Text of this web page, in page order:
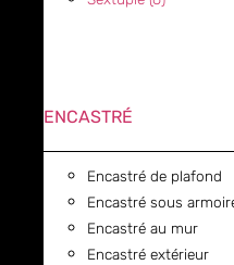
ENCASTRÉ
Encastré de plafond
Encastré sous
Encastré au mur
Encastré extérieur